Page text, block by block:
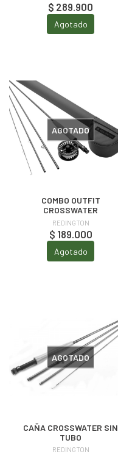
$ 289.900
Agotado
AGOTADO
COMBO OUTFIT
CROSSWATER
REDINGTON
$ 189.000
Agotado
AGOTADO
CAÑA CROSSWATER SIN
TUBO
REDINGTON